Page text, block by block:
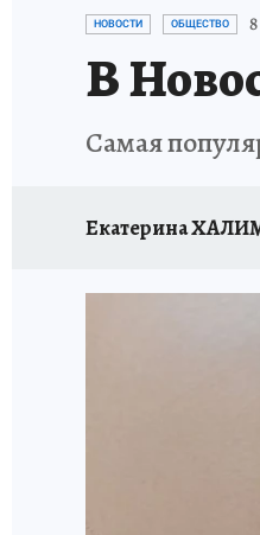
НОВОСТИ ОБЩЕСТВО
В
Самая
Екатерина